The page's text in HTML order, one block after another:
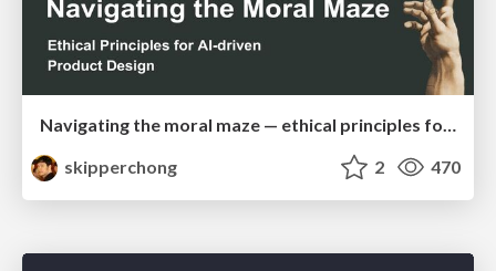
Navigating the moral maze — ethical principles for Al-driven product design
skipperchong
2 470